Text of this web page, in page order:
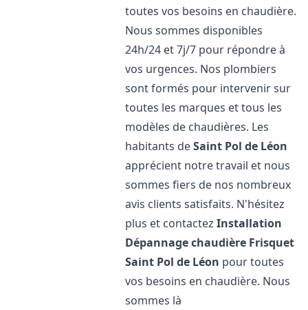
toutes vos besoins en chaudière.
Nous sommes disponibles
24h/24 et 7j/7 pour répondre à
vos urgences. Nos plombiers
sont formés pour intervenir sur
toutes les marques et tous les
modèles de chaudières. Les
habitants deSaint Pol de Léon
apprécient notre travail et nous
sommes fiers de nos nombreux
avis clients satisfaits. N'hésitez
plus et contactezInstallation
Dépannage chaudière Frisquet
Saint Pol de Léon pour toutes
vos besoins en chaudière. Nous
sommes là